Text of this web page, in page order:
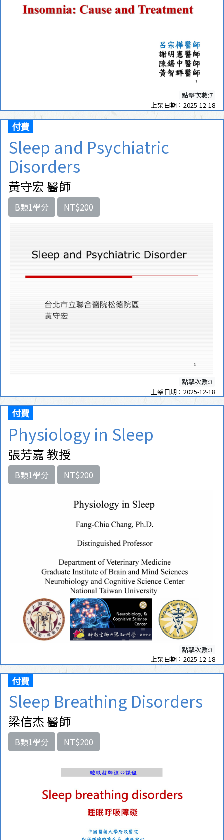
點擊次數:7
上架日期：2025-12-18
付費
Sleep and Psychiatric
Disorders
黃守宏 醫師
B類1學分 NT$200
點擊次數:3
上架日期：2025-12-18
付費
Physiology in Sleep
張芳嘉 教授
B類1學分 NT$200
點擊次數:3
上架日期：2025-12-18
付費
Sleep Breathing Disorders
梁信杰 醫師
B類1學分 NT$200